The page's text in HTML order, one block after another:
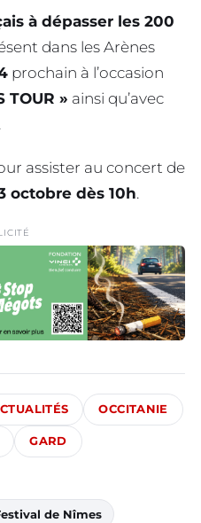
à dépasser les 200
dans les Arènes
prochain à l’occasion
TOUR » ainsi qu’avec
.
assister au concert de
octobre dès 10h.
OCCITANIE
GARD
de Nîmes